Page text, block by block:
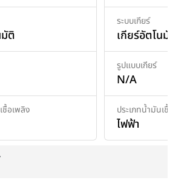
ติ
ชื้อเพลิง
ระบบเกียร์
เกียร์อัตโนมัติ
รูปแบบเกียร์
N/A
ประเภทน้ำมันเชื้อเพ
ไฟฟ้า